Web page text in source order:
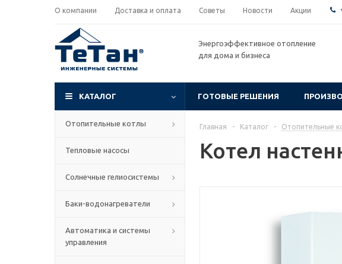
О компании Доставка и оплата Советы Новости Акции
Энергоэффективное отопление
для дома и бизнеса
КАТАЛОГ ГОТОВЫЕ РЕШЕНИЯ
Отопительные котлы
Тепловые насосы
Солнечные гелиосистемы
Баки-водонагреватели
Автоматика и системы
управления
Главная - Каталог - Отопительные
Котел